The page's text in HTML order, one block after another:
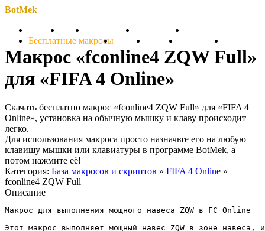
BotMek
Скачать
Обзор Обновления Инструкция
Бесплатные макросы Тарифы Отзывы Поддержка
Макрос «fconline4 ZQW Full»
для «FIFA 4 Online»
Скачать бесплатно макрос «fconline4 ZQW Full» для «FIFA 4
Online», установка на обычную мышку и клаву происходит
легко.
Для использования макроса просто назначьте его на любую
клавишу мышки или клавиатуры в программе BotMek, а
потом нажмите её!
Категория: База макросов и скриптов » FIFA 4 Online »
fconline4 ZQW Full
Описание
Макрос для выполнения мощного навеса ZQW в FC Online
Этот макрос выполняет мощный навес ZQW в зоне